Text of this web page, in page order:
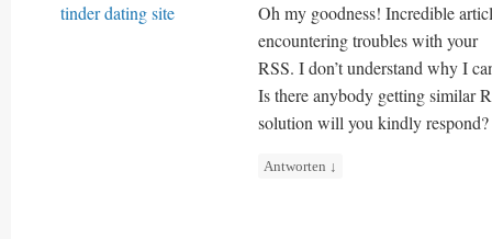
tinder dating site
Oh my goodness! Incredible
encountering troubles with your
RSS. I don’t understand why I
Is there anybody getting similar
solution will you kindly
Antworten ↓